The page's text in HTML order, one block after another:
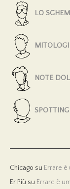
LO
NOTE
Chicago su Errare è
Er Più su Errare è